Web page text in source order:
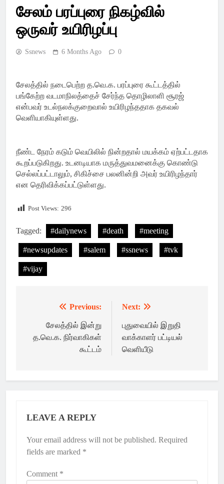
Latest Pondicherry
News, India News,
World News –
சேலம் பரப்புரை நிகழ்வில்
ஒருவர் உயிரிழப்பு
Ssnews 6 Months Ago 0
சேலத்தில் நடைபெற்ற த.வெ.க. பரப்புரை கூட்டத்தில்
பங்கேற்ற வடமாநிலத்தைச் சேர்ந்த தொழிலாளி சூரஜ்
என்பவர் உடல்நலக்குறைவால் உயிரிழந்ததாக தகவல்
வெளியாகியுள்ளது.
நீண்ட நேரம் கடும் வெயிலில் நின்றதால் மயக்கம் ஏற்பட்டதாக
கூறப்படுகிறது. உடனடியாக மருத்துவமனைக்கு கொண்டு
செல்லப்பட்டாலும், சிகிச்சை பலனின்றி அவர் உயிரிழந்தார்
என தெரிவிக்கப்பட்டுள்ளது.
Post Views: 296
Tagged: #dailynews #death #meeting
#newsupdates #salem #ssnews #tvk
#vijay
navigation
Previous:
சேலத்தில் இன்று
த.வெ.க. நிர்வாகிகள்
கூட்டம்
Next:
புதுவையில் இறுதி
வாக்காளர் பட்டியல்
வெளியீடு
LEAVE A REPLY
Your email address will not be published. Required
fields are marked *
Comment *